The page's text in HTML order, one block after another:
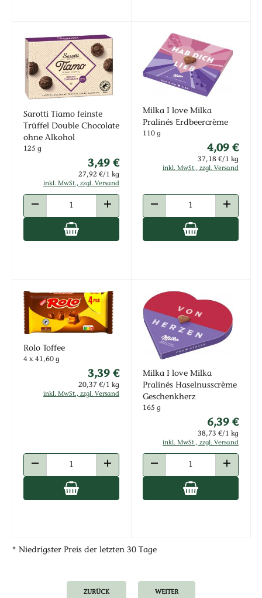
Sarotti Tiamo feinste
Trüffel Double Chocolate
ohne Alkohol
125 g
3,49 €
27,92 €/1 kg
inkl. MwSt., zzgl. Versand
ANZAHL VERRINGERN ANZAHL ERHÖHEN
Milka I love Milka
Pralinés Erdbeercrème
110 g
4,09 €
37,18 €/1 kg
inkl. MwSt., zzgl. Versand
ANZAHL VERRINGERN ANZAHL
Rolo Toffee
4 x 41,60 g
3,39 €
20,37 €/1 kg
inkl. MwSt., zzgl. Versand
ANZAHL ERHÖHEN
Milka I love Milka
Pralinés Haselnusscrème
Geschenkherz
165 g
6,39 €
38,73 €/1 kg
inkl. MwSt., zzgl. Versand
ANZAHL
* Niedrigster Preis der letzten 30 Tage
ZURÜCK WEITER